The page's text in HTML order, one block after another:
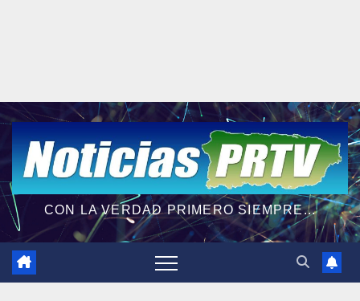
CON LA VERDAD PRIMERO SIEMPRE...